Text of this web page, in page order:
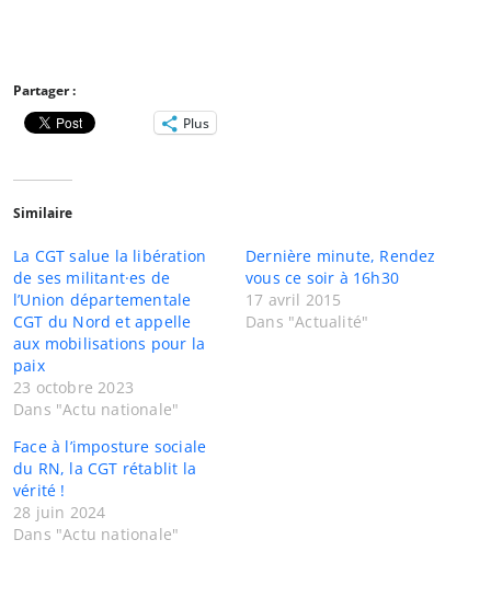
Partager :
Plus
Similaire
La CGT salue la libération
de ses militant·es de
l’Union départementale
CGT du Nord et appelle
aux mobilisations pour la
paix
23 octobre 2023
Dans "Actu nationale"
Dernière minute, Rendez
vous ce soir à 16h30
17 avril 2015
Dans "Actualité"
Face à l’imposture sociale
du RN, la CGT rétablit la
vérité !
28 juin 2024
Dans "Actu nationale"